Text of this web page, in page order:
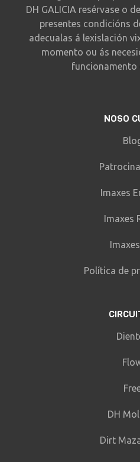
DH GALICIA resérvase o
presentes condicións
adecualas á lexislación
momento ou ás
funcionamento
NOSO
Imaxes
Imaxes
Política de
DH
Dirt